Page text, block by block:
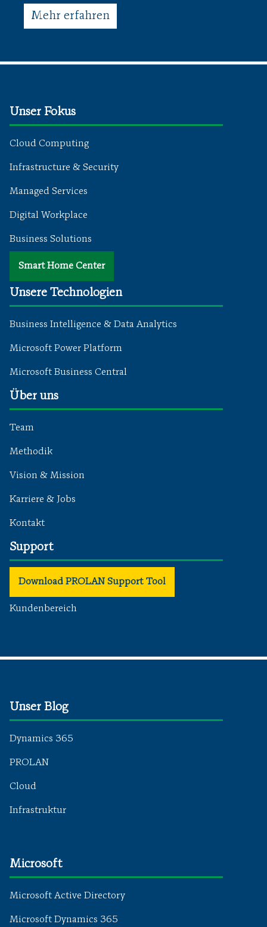
Mehr erfahren
Unser Fokus
Cloud Computing
Infrastructure & Security
Managed Services
Digital Workplace
Business Solutions
Smart Home Center
Unsere Technologien
Business Intelligence & Data Analytics
Microsoft Power Platform
Microsoft Business Central
Über uns
Team
Methodik
Vision & Mission
Karriere & Jobs
Kontakt
Support
Download PROLAN Support Tool
Kundenbereich
Unser Blog
Dynamics 365
PROLAN
Cloud
Infrastruktur
Microsoft
Microsoft Active Directory
Microsoft Dynamics 365